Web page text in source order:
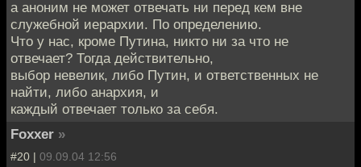
а аноним не может отвечать ни перед кем вне
служебной иерархии. По определению.
Что у нас, кроме Путина, никто ни за что не
отвечает? Тогда действительно,
выбор невелик, либо Путин, и ответственных не
найти, либо анархия, и
каждый отвечает только за себя.
Foxxer »
#20 | 09.09.04 12:56